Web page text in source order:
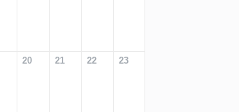
20 21 22 23